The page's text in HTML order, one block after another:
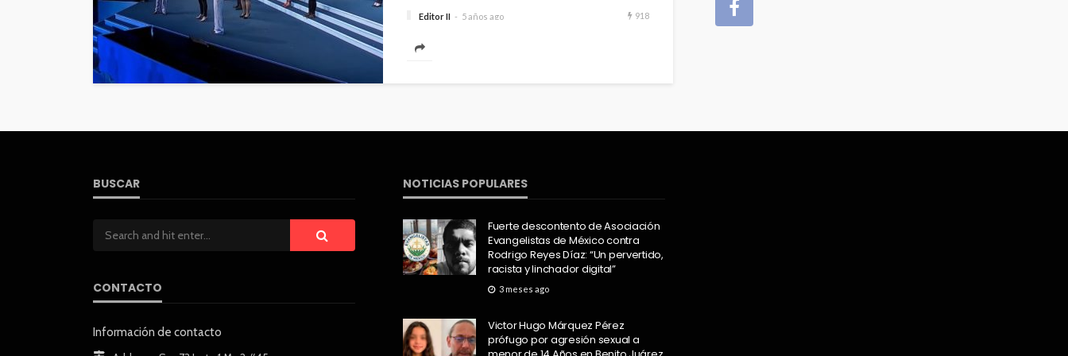
Editor II 5 años ago 918
Por SaraÃ­ Reyes CANCÃšN, MX.- ConcluyÃ³ con
Ã¡mbito global...
BUSCAR
CONTACTO
Información de contacto
NOTICIAS POPULARES
Fuerte descontento de Asociación
Evangelistas de México contra
Rodrigo Reyes Díaz: “Un pervertido,
racista y linchador digital”
3 meses ago
Victor Hugo Márquez Pérez
prófugo por agresión sexual a